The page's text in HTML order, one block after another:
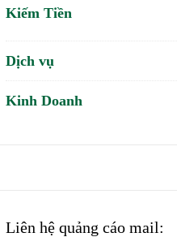
Kiếm Tiền
Dịch vụ
Kinh Doanh
Liên hệ quảng cáo mail: